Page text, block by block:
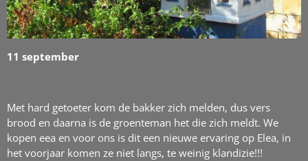
11 september
Met hard getoeter kom de bakker zich melden, dus vers
brood en daarna is de groenteman het die zich meldt. We
kopen eea en voor ons is dit een nieuwe ervaring op Elea, in
het voorjaar komen ze niet langs, te weinig klandizie!!!